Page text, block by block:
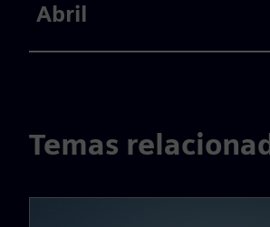
Abril
Temas